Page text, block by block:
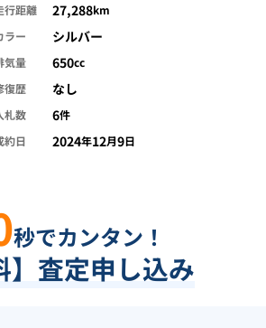
行距離 27,288km
ラー
シルバー
気量 650cc
復歴
なし
札数 6件
約日
2024年12月9日
秒でカンタン！
】査定申し込み